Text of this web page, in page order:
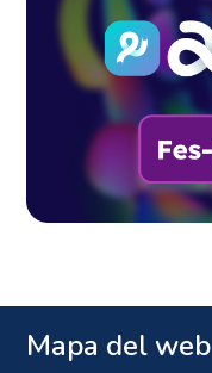
Mapa del web